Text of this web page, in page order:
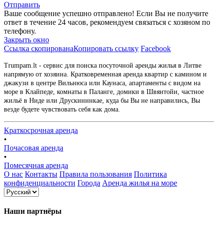
Отправить
Ваше сообщение успешно отправлено! Если Вы не получите
ответ в течение 24 часов, рекомендуем связаться с хозяном по
телефону.
Закрыть окно
Ссылка скопированаКопировать ссылку Facebook
Trumpam.lt - сервис для поиска посуточной аренды жилья в Литве
напрямую от хозяина. Кратковременная аренда квартир с камином и
джакузи в центре Вильнюса или Каунаса, апартаменты с видом на
море в Клайпеде, комнаты в Паланге, домики в Швянтойи, частное
жильё в Ниде или Друскининкае, куда бы Вы не направились, Вы
везде будете чувствовать себя как дома.
Краткосрочная аренда
•
Почасовая аренда
•
Помесячная аренда
О нас Контакты Правила пользования Политика
конфиденциальности Города Аренда жилья на море
Наши партнёры